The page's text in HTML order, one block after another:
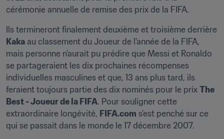
cérémonie annuelle de remise des prix de la FIFA.
Kaka au classement du Joueur de l'année de la FIFA,
mais personne n'aurait pu prédire que Messi et Ronaldo
se partageraient les dix prochaines récompenses
individuelles masculines et que, 13 ans plus tard, ils
feraient toujours partie des dix nominés pour le prix The
Best - Joueur de la FIFA. Pour souligner cette
extraordinaire longévité, FIFA.com s'est penché sur ce
qui se passait dans le monde le 17 décembre 2007.